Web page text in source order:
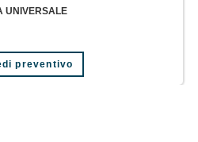
UNIVERSALE
preventivo